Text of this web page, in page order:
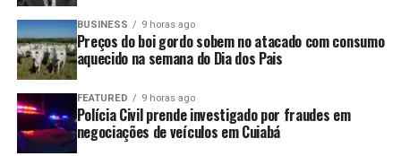
BUSINESS 9 horas ago
Preços do boi gordo sobem no atacado com consumo
aquecido na semana do Dia dos Pais
FEATURED 9 horas ago
Polícia Civil prende investigado por fraudes em
negociações de veículos em Cuiabá